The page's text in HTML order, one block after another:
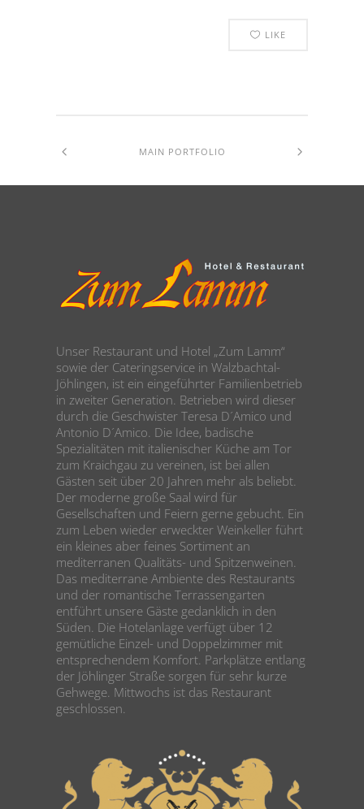
LIKE
MAIN PORTFOLIO
Unser Restaurant und Hotel „Zum Lamm“
sowie der Cateringservice in Walzbachtal-
Jöhlingen, ist ein eingeführter Familienbetrieb
in zweiter Generation. Betrieben wird dieser
durch die Geschwister Teresa D´Amico und
Antonio D´Amico. Die Idee, badische
Spezialitäten mit italienischer Küche am Tor
zum Kraichgau zu vereinen, ist bei allen
Gästen seit über 20 Jahren mehr als beliebt.
Der moderne große Saal wird für
Gesellschaften und Feiern gerne gebucht. Ein
zum Leben wieder erweckter Weinkeller führt
ein kleines aber feines Sortiment an
mediterranen Qualitäts- und Spitzenweinen.
Das mediterrane Ambiente des Restaurants
und der romantische Terrassengarten
entführt unsere Gäste gedanklich in den
Süden. Die Hotelanlage verfügt über 12
gemütliche Einzel- und Doppelzimmer mit
entsprechendem Komfort. Parkplätze entlang
der Jöhlinger Straße sorgen für sehr kurze
Gehwege. Mittwochs ist das Restaurant
geschlossen.